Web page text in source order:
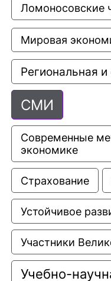
Ломоносовские
Мировая
Региональная
СМИ
Современные
экономике
Страхование
Устойчивое
Участники
Учебно-